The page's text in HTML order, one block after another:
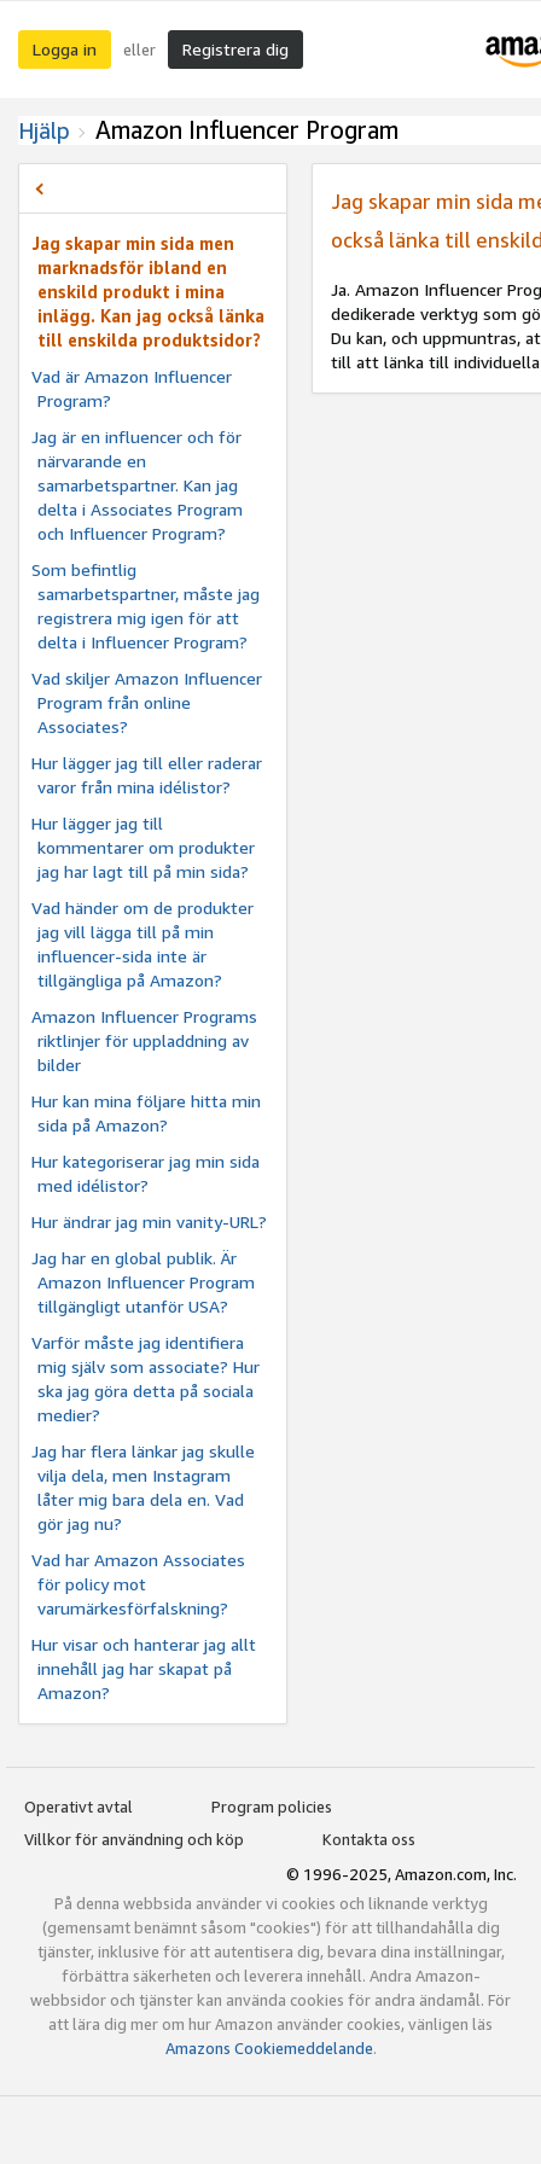
Logga in eller Registrera dig
Hjälp Amazon Influencer Program
Jag skapar min sida men
marknadsför ibland en
enskild produkt i mina
inlägg. Kan jag också länka
till enskilda produktsidor?
Vad är Amazon Influencer
Program?
Jag är en influencer och för
närvarande en
samarbetspartner. Kan jag
delta i Associates Program
och Influencer Program?
Som befintlig
samarbetspartner, måste jag
registrera mig igen för att
delta i Influencer Program?
Vad skiljer Amazon Influencer
Program från online
Associates?
Hur lägger jag till eller raderar
varor från mina idélistor?
Hur lägger jag till
kommentarer om produkter
jag har lagt till på min sida?
Vad händer om de produkter
jag vill lägga till på min
influencer-sida inte är
tillgängliga på Amazon?
Amazon Influencer Programs
riktlinjer för uppladdning av
bilder
Hur kan mina följare hitta min
sida på Amazon?
Hur kategoriserar jag min sida
med idélistor?
Hur ändrar jag min vanity-URL?
Jag har en global publik. Är
Amazon Influencer Program
tillgängligt utanför USA?
Varför måste jag identifiera
mig själv som associate? Hur
ska jag göra detta på sociala
medier?
Jag har flera länkar jag skulle
vilja dela, men Instagram
låter mig bara dela en. Vad
gör jag nu?
Vad har Amazon Associates
för policy mot
varumärkesförfalskning?
Hur visar och hanterar jag allt
innehåll jag har skapat på
Amazon?
Jag skapar min sida
också länka till
Ja. Amazon Influencer
dedikerade verktyg som
Du kan, och uppmuntras,
till att länka till individuella
Operativt avtal
Program policies
Villkor för användning och köp
Kontakta oss
© 1996-2025, Amazon.com, Inc.
På denna webbsida använder vi cookies och liknande verktyg
(gemensamt benämnt såsom "cookies") för att tillhandahålla dig
tjänster, inklusive för att autentisera dig, bevara dina inställningar,
förbättra säkerheten och leverera innehåll. Andra Amazon-
webbsidor och tjänster kan använda cookies för andra ändamål. För
att lära dig mer om hur Amazon använder cookies, vänligen läs
Amazons Cookiemeddelande.